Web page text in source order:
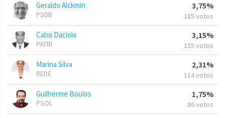
Geraldo Alckmin
PSDB
3,75%
185 votos
Cabo Daciolo
PATRI
3,15%
155 votos
Marina Silva
REDE
2,31%
114 votos
Guilherme Boulos
PSOL
1,75%
86 votos